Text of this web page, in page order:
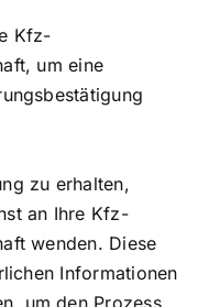
Kfz-
um eine
zu erhalten,
an Ihre Kfz-
wenden. Diese
Informationen